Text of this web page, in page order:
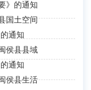
》的通知
国土空间
通知
侯县县域
通知
侯县生活